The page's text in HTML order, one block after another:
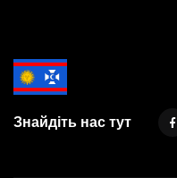
Знайдіть нас тут